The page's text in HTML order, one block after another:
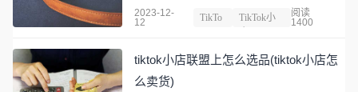
2023-12-
12
TikTo
TikTok小
阅读
1400
tiktok小店联盟上怎么选品(tiktok小店怎
么卖货)